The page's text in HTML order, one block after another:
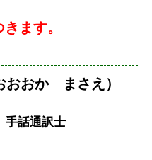
ます。
おおか まさえ）
話通訳士